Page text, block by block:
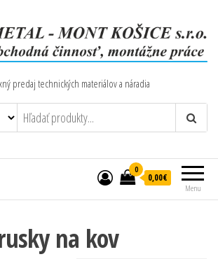
predaj technických materiálov a náradia
Menu
0
0,00€
na kov